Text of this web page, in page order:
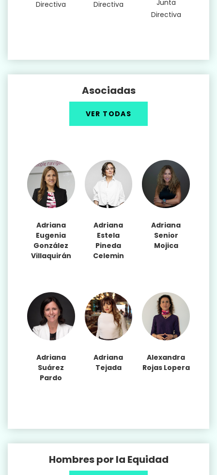
Directiva
Directiva
Junta
Directiva
Asociadas
VER TODAS
Adriana
Eugenia
González
Villaquirán
Adriana
Estela
Pineda
Celemin
Adriana
Senior
Mojica
Adriana
Suárez
Pardo
Adriana
Tejada
Alexandra
Rojas Lopera
Hombres por la Equidad